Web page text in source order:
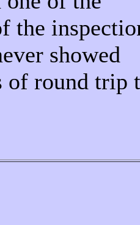
the
showed
of round trip